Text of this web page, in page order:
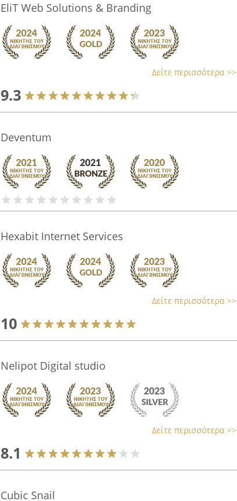
EliT Web Solutions & Branding
Δείτε περισσότερα >>
9.3
Deventum
Hexabit Internet Services
Δείτε περισσότερα >>
10
Nelipot Digital studio
Δείτε περισσότερα >>
8.1
Cubic Snail